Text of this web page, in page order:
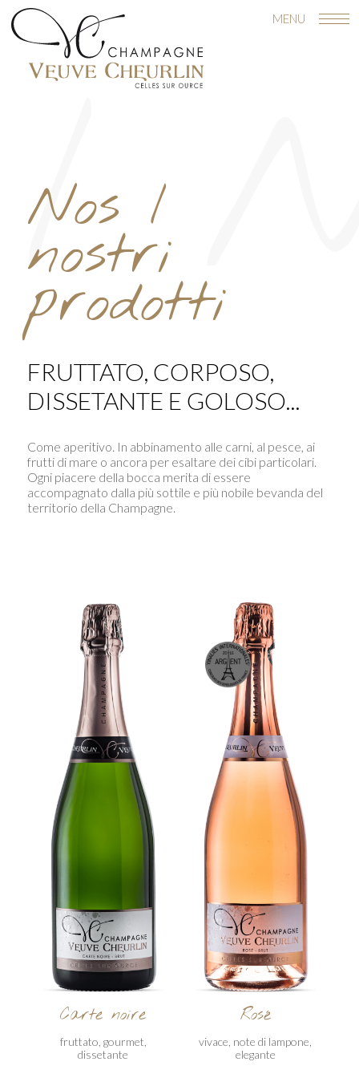
I
Nos I
nostri
prodotti
FRUTTATO, CORPOSO,
DISSETANTE E GOLOSO...
Come aperitivo. In abbinamento alle carni, al pesce, ai
frutti di mare o ancora per esaltare dei cibi particolari.
Ogni piacere della bocca merita di essere
accompagnato dalla più sottile e più nobile bevanda del
territorio della Champagne.
Carte noire
fruttato, gourmet,
dissetante
Rosé
vivace, note di lampone,
elegante